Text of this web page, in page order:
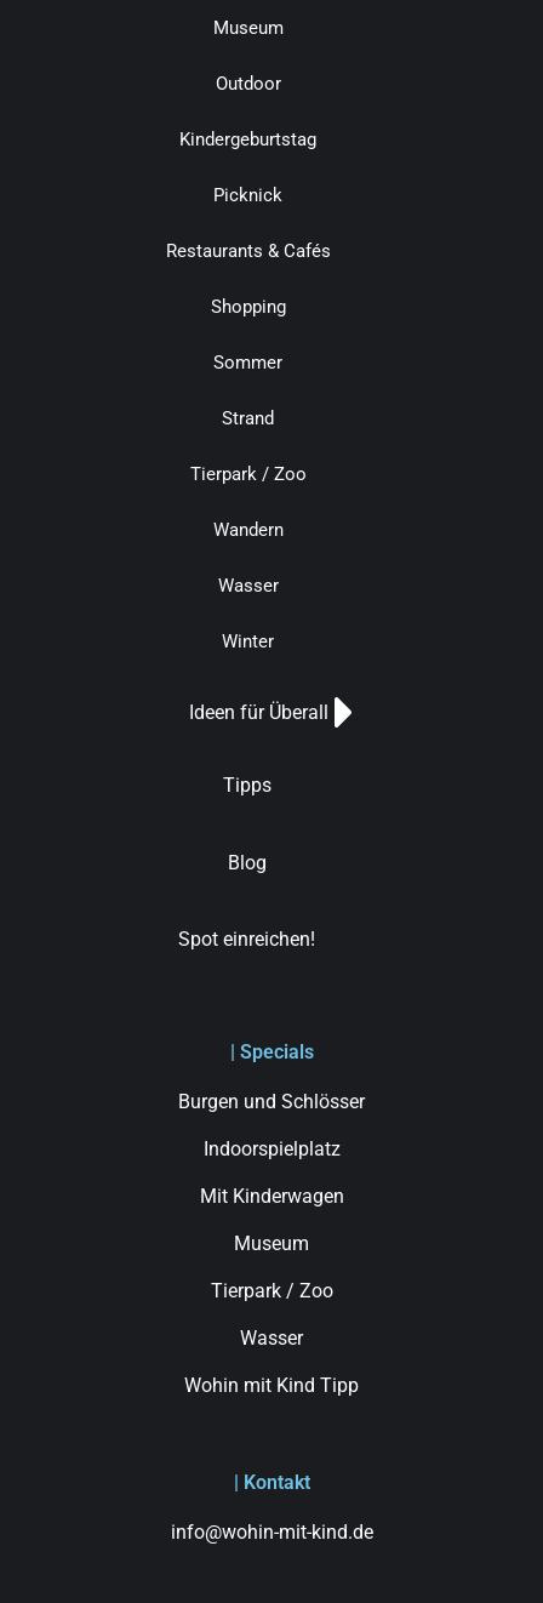
Museum
Outdoor
Kindergeburtstag
Picknick
Restaurants & Cafés
Shopping
Sommer
Strand
Tierpark / Zoo
Wandern
Wasser
Winter
Ideen für Überall
Tipps
Blog
Spot einreichen!
| Specials
Burgen und Schlösser
Indoorspielplatz
Mit Kinderwagen
Museum
Tierpark / Zoo
Wasser
Wohin mit Kind Tipp
| Kontakt
info@wohin-mit-kind.de